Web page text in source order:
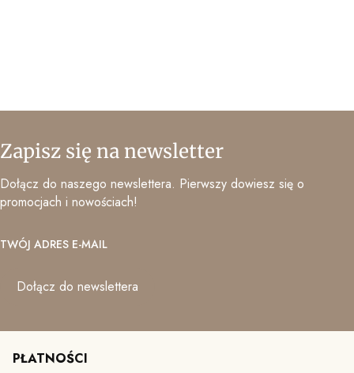
Zapisz się na newsletter
Dołącz do naszego newslettera. Pierwszy dowiesz się o
promocjach i nowościach!
TWÓJ ADRES E-MAIL
Dołącz do newslettera
PŁATNOŚCI